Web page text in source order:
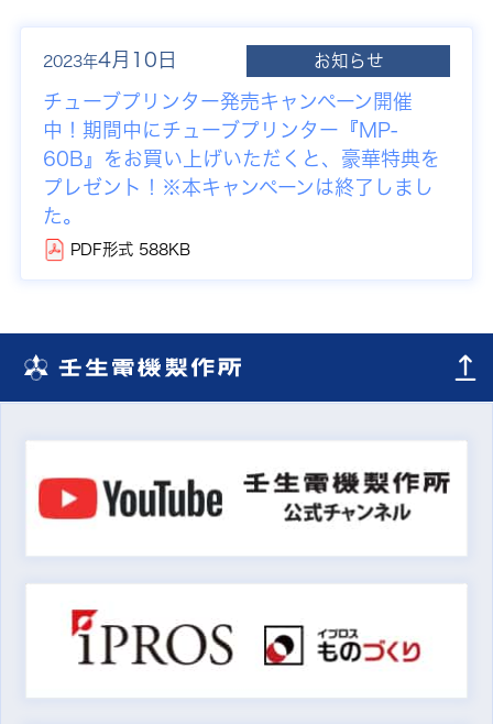
2023年4月10日 お知らせ
チューブプリンター発売キャンペーン開催
中！期間中にチューブプリンター『MP-
60B』をお買い上げいただくと、豪華特典を
プレゼント！※本キャンペーンは終了しまし
た。
PDF形式 588KB